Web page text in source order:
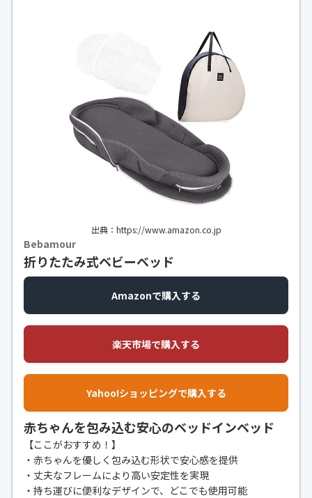
出典：https://www.amazon.co.jp
Bebamour
折りたたみ式ベビーベッド
Amazonで購入する
楽天市場で購入する
Yahoo!ショッピングで購入する
赤ちゃんを包み込む安心のベッドインベッド
【ここがおすすめ！】
・赤ちゃんを優しく包み込む形状で安心感を提供
・丈夫なフレームにより高い安定性を実現
・持ち運びに便利なデザインで、どこでも使用可能